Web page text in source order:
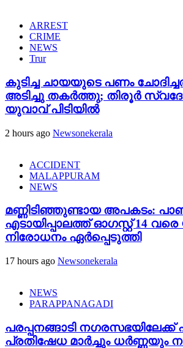
ARREST
CRIME
NEWS
Trur
കുടിച്ച ചായയുടെ പണം
അടിച്ചു തകർത്തു; തിരൂർ
യുവാവ് പിടിയിൽ
2 hours ago Newsonekerala
ACCIDENT
MALAPPURAM
NEWS
മണ്ണിടിഞ്ഞുണ്ടായ അപകടം:
എടായിപ്പാലത്ത് ഓഗസ്റ്റ് 14
നിരോധനം ഏര്‍പ്പെടുത്തി
17 hours ago Newsonekerala
NEWS
PARAPPANAGADI
പരപ്പനങ്ങാടി
പ്രതിഷേധ മാർച്ചും ധർണ്ണയും